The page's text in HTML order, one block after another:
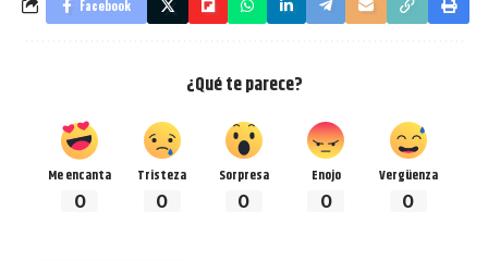
Facebook
¿Qué te parece?
Me encanta
0
Tristeza
0
Sorpresa
0
Enojo
0
Vergüenza
0